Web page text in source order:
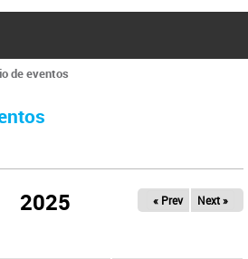
de eventos
2025 « Prev Next »